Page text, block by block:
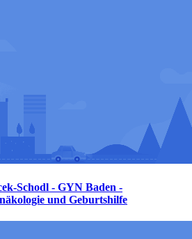
Schodl - GYN Baden -
und Geburtshilfe